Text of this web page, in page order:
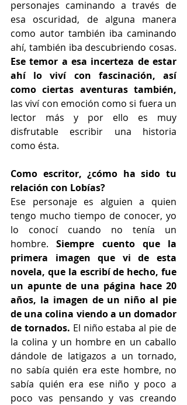
personajes caminando a través de
esa oscuridad, de alguna manera
como autor también iba caminando
Ese temor a esa incerteza de estar
ahí lo viví con fascinación, así
como ciertas aventuras también,
las viví con emoción como si fuera un
lector más y por ello es muy
disfrutable escribir una historia
como ésta.
Como escritor, ¿cómo ha sido tu
relación con Lobías?
Ese personaje es alguien a quien
tengo mucho tiempo de conocer, yo
lo conocí cuando no tenía un
hombre. Siempre cuento que la
primera imagen que vi de esta
novela, que la escribí de hecho, fue
un apunte de una página hace 20
años, la imagen de un niño al pie
de una colina viendo a un domador
de tornados. El niño estaba al pie de
la colina y un hombre en un caballo
dándole de latigazos a un tornado,
no sabía quién era este hombre, no
sabía quién era ese niño y poco a
poco vas pensando y vas creando